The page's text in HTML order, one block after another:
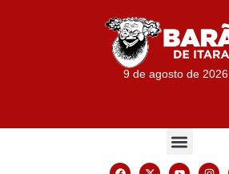
9 de agosto de 2026